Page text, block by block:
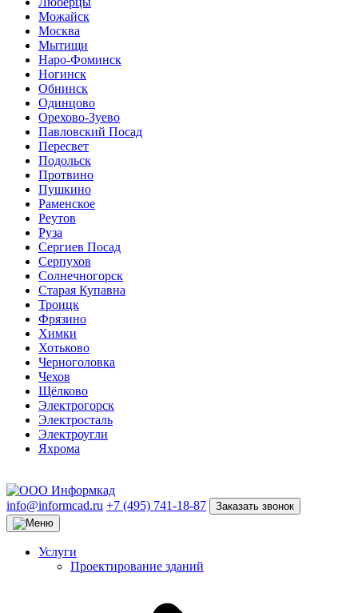
Можайск
Москва
Мытищи
Наро-Фоминск
Ногинск
Обнинск
Одинцово
Орехово-Зуево
Павловский Посад
Пересвет
Подольск
Протвино
Пушкино
Раменское
Реутов
Руза
Сергиев Посад
Серпухов
Солнечногорск
Старая Купавна
Троицк
Фрязино
Химки
Хотьково
Черноголовка
Чехов
Щёлково
Электрогорск
Электросталь
Электроугли
Яхрома
info@informcad.ru +7 (495) 741-18-87 Заказать звонок
Услуги
Проектирование зданий